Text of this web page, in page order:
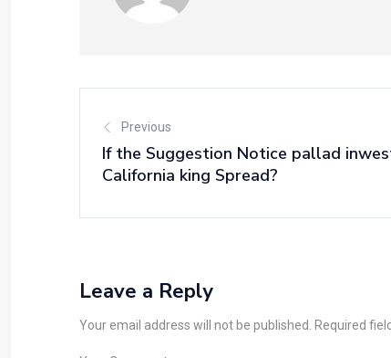
Previous
If the Suggestion Notice pallad
California king Spread?
Leave a Reply
Your email address will not be published. Required